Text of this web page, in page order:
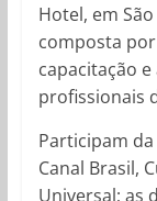
Hotel, em
composta
capacitação
profissionais
Participam
Canal Brasil,
Universal; as